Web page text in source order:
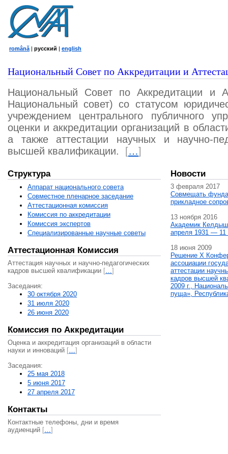
română | русский | english
Национальный Совет по Аккредитации и
Национальный Совет по Аккредитации и
Национальный совет) со статусом
учреждением центрального публичного
оценки и аккредитации организаций в
а также аттестации научных и научно-
высшей квалификации.
[…]
Структура
Аппарат национального совета
Совместное пленарное заседание
Аттестационная комисcия
Комиссия по аккредитации
Комиссия экспертов
Специализированные научные советы
Аттестационная Комиссия
Аттестация научных и научно-педагогических
кадров высшей квалификации […]
Заседания:
30 октября 2020
31 июля 2020
26 июня 2020
Комиссия по Аккредитации
Оценка и аккредитация организаций в области
науки и инноваций […]
Заседания:
25 мая 2018
5 июня 2017
27 апреля 2017
Контакты
Контактные телефоны, дни и время
аудиенций […]
Новости
3 февраля 2017
Совмещать
прикладное
13 ноября 2016
Академик
апреля 1931 — 11
18 июня 2009
Решение X
ассоциации
аттестации
кадров высшей
2009 г.,
пуща»,